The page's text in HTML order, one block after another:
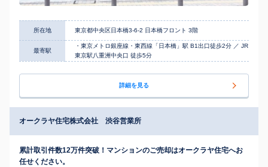
所在地 東京都中央区日本橋3-6-2 日本橋フロント 3階
最寄駅
・東京メトロ銀座線・東西線「日本橋」駅 B1出口徒歩2分 ／ JR
東京駅八重洲中央口 徒歩5分
詳細を見る
オークラヤ住宅株式会社 渋谷営業所
累計取引件数12万件突破！マンションのご売却はオークラヤ住宅へお
任せください。